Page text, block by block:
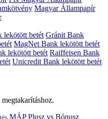
Magyar Állampapír
lekötött betét Gránit Bank
MagNet Bank lekötött betét
lekötött betét Raiffeisen Bank
Unicredit Bank lekötött betét
MÁP Plusz vs Bónusz